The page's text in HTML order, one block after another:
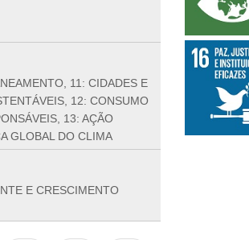
11: CIDADES E
12: CONSUMO
13: AÇÃO
GLOBAL DO CLIMA
E CRESCIMENTO